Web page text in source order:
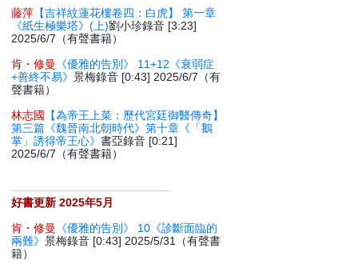
藤萍 【吉祥紋蓮花樓卷四：白虎】 第一章
《紙生極樂塔》(上)劉小珍錄音 [3:23]
2025/6/7（有聲書籍）
肯・修曼
《優雅的告別》 11+12《衰弱症
+善終不易》景梅錄音 [0:43] 2025/6/7（有
聲書籍）
林志國
【為帝王上菜：歷代宮廷御醫傳奇】
第三篇《魏晉南北朝時代》第十章《「鵝
掌」誘得帝王心》書亞錄音 [0:21]
2025/6/7（有聲書籍）
好書更新 2025年5月
肯・修曼
《優雅的告別》 10《診斷面臨的
兩難》景梅錄音 [0:43] 2025/5/31（有聲書
籍）